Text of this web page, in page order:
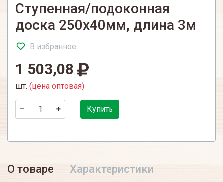
Ступенная/подоконная
доска 250х40мм, длина 3м
В избранное
1 503,08
шт. (цена оптовая)
Купить
О товаре Характеристики